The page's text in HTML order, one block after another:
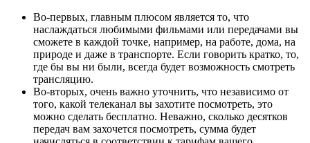
Во-первых, главным плюсом является то, что
наслаждаться любимыми фильмами или передачами вы
сможете в каждой точке, например, на работе, дома, на
природе и даже в транспорте. Если говорить кратко, то,
где бы вы ни были, всегда будет возможность смотреть
трансляцию.
Во-вторых, очень важно уточнить, что независимо от
того, какой телеканал вы захотите посмотреть, это
можно сделать бесплатно. Неважно, сколько десятков
передач вам захочется посмотреть, сумма будет